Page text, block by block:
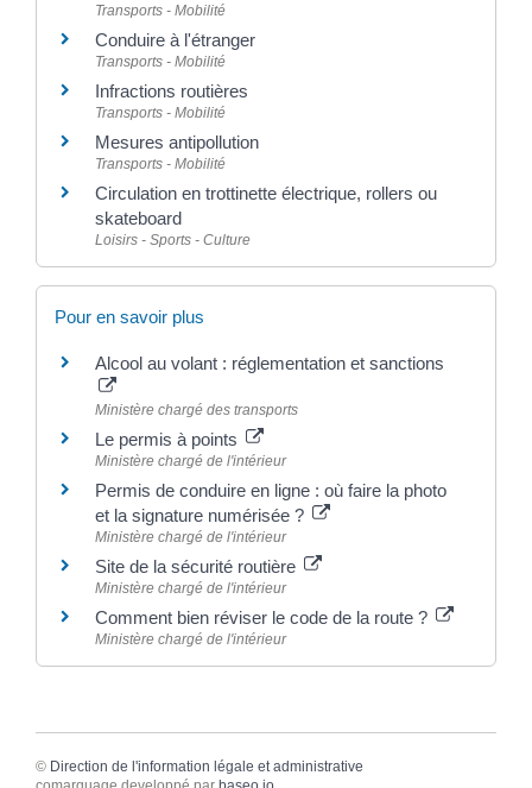
Transports - Mobilité
Conduire à l'étranger
Transports - Mobilité
Infractions routières
Transports - Mobilité
Mesures antipollution
Transports - Mobilité
Circulation en trottinette électrique, rollers ou
skateboard
Loisirs - Sports - Culture
Pour en savoir plus
Alcool au volant : réglementation et sanctions
Ministère chargé des transports
Le permis à points
Ministère chargé de l'intérieur
Permis de conduire en ligne : où faire la photo
et la signature numérisée ?
Ministère chargé de l'intérieur
Site de la sécurité routière
Ministère chargé de l'intérieur
Comment bien réviser le code de la route ?
Ministère chargé de l'intérieur
© Direction de l'information légale et administrative